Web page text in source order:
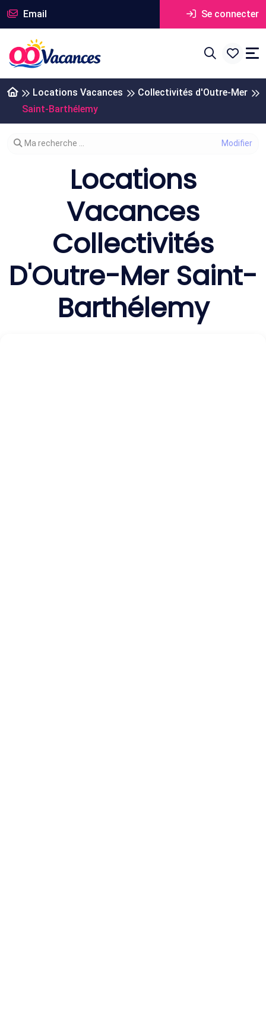
Email Se connecter
Locations Vacances
Collectivités d'Outre-Mer
Saint-Barthélemy
Modifier votre recherche
Ma recherche ...
Locations
Vacances
Collectivités
D'Outre-Mer Saint-
Barthélemy